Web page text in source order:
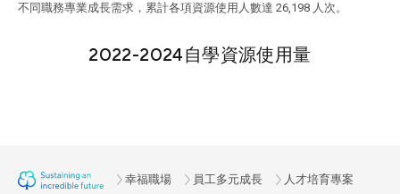
不同職務專業成長需求，累計各項資源使用人數達 26,198 人次。
2022-2024自學資源使用量
幸福職場 員工多元成長 人才培育專案